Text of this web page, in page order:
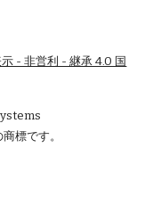
- 非営利 - 継承 4.0 国
標です。